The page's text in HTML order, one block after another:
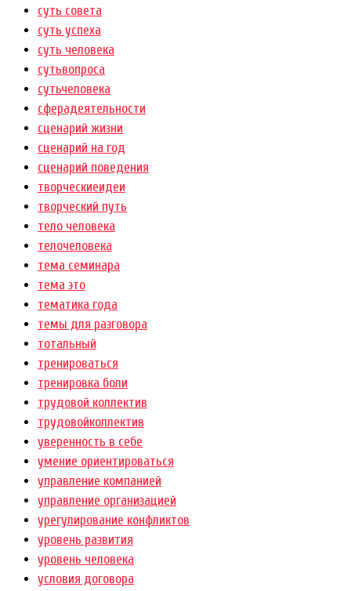
суть совета
суть успеха
суть человека
сутьвопроса
сутьчеловека
сферадеятельности
сценарий жизни
сценарий на год
сценарий поведения
творческиеидеи
творческий путь
тело человека
телочеловека
тема семинара
тема это
тематика года
темы для разговора
тотальный
тренироваться
тренировка боли
трудовой коллектив
трудовойколлектив
уверенность в себе
умение ориентироваться
управление компанией
управление организацией
урегулирование конфликтов
уровень развития
уровень человека
условия договора